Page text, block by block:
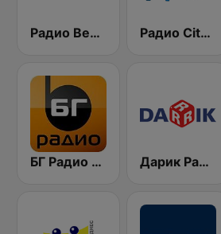
Радио Вероника 96.7 (Radio Veronika) Радио City 99.7 FM
БГ Радио 91.9 ( BG Radio ) Дарик Радио ( Darik Radio )